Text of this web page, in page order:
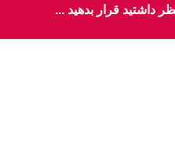
داشتید قرار بدهید ...